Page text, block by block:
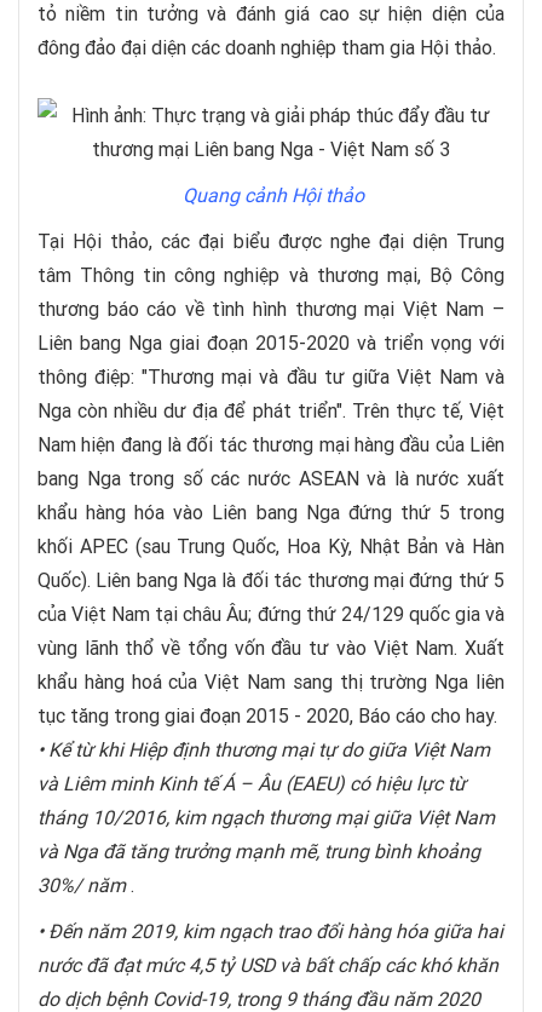
tỏ niềm tin tưởng và đánh giá cao sự hiện diện của
đông đảo đại diện các doanh nghiệp tham gia Hội thảo.
Quang cảnh Hội thảo
Tại Hội thảo, các đại biểu được nghe đại diện Trung
tâm Thông tin công nghiệp và thương mại, Bộ Công
thương báo cáo về tình hình thương mại Việt Nam –
Liên bang Nga giai đoạn 2015-2020 và triển vọng với
thông điệp: "Thương mại và đầu tư giữa Việt Nam và
Nga còn nhiều dư địa để phát triển". Trên thực tế, Việt
Nam hiện đang là đối tác thương mại hàng đầu của Liên
bang Nga trong số các nước ASEAN và là nước xuất
khẩu hàng hóa vào Liên bang Nga đứng thứ 5 trong
khối APEC (sau Trung Quốc, Hoa Kỳ, Nhật Bản và Hàn
Quốc). Liên bang Nga là đối tác thương mại đứng thứ 5
của Việt Nam tại châu Âu; đứng thứ 24/129 quốc gia và
vùng lãnh thổ về tổng vốn đầu tư vào Việt Nam. Xuất
khẩu hàng hoá của Việt Nam sang thị trường Nga liên
tục tăng trong giai đoạn 2015 - 2020, Báo cáo cho hay.
• Kể từ khi Hiệp định thương mại tự do giữa Việt Nam
và Liêm minh Kinh tế Á – Âu (EAEU) có hiệu lực từ
tháng 10/2016, kim ngạch thương mại giữa Việt Nam
và Nga đã tăng trưởng mạnh mẽ, trung bình khoảng
30%/ năm.
• Đến năm 2019, kim ngạch trao đổi hàng hóa giữa hai
nước đã đạt mức 4,5 tỷ USD và bất chấp các khó khăn
do dịch bệnh Covid-19, trong 9 tháng đầu năm 2020